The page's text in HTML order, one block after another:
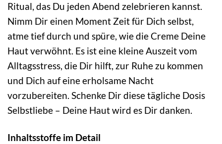
Ritual, das Du jeden Abend zelebrieren kannst.
Nimm Dir einen Moment Zeit für Dich selbst,
atme tief durch und spüre, wie die Creme Deine
Haut verwöhnt. Es ist eine kleine Auszeit vom
Alltagsstress, die Dir hilft, zur Ruhe zu kommen
und Dich auf eine erholsame Nacht
vorzubereiten. Schenke Dir diese tägliche Dosis
Selbstliebe – Deine Haut wird es Dir danken.
Inhaltsstoffe im Detail